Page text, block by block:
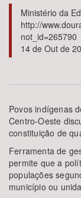
Bioma / Bacia
Tema
Área Protegida
Ministério da
http://
not_id=265790
14 de Out de
Povos indígenas
Centro-Oeste
constituição de
Ferramenta de
permite que a
populações
município ou